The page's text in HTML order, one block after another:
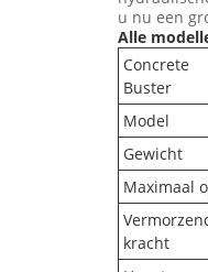
u nu een
Alle
Concrete
Buster
Model
Gewicht
Maximaal
kracht